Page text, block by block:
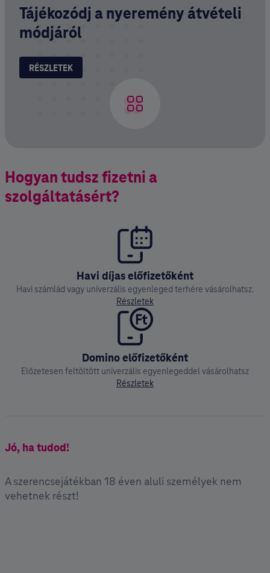
Tájékozódj a nyeremény átvételi
módjáról
RÉSZLETEK
Hogyan tudsz fizetni a
szolgáltatásért?
Havi díjas előfizetőként
Havi számlád vagy univerzális egyenleged terhére vásárolhatsz.
Részletek
Domino előfizetőként
Előzetesen feltöltött univerzális egyenlegeddel vásárolhatsz
Részletek
Jó, ha tudod!
A szerencsejátékban 18 éven aluli személyek nem
vehetnek részt!